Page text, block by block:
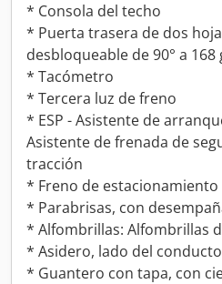
* Consola del techo
* Puerta trasera de dos
desbloqueable de 90° a 168
* Tacómetro
* Tercera luz de freno
* ESP - Asistente de
Asistente de frenada de
tracción
* Freno de
* Parabrisas, con
* Alfombrillas: Alfombrillas
* Asidero, lado del
* Guantero con tapa, con